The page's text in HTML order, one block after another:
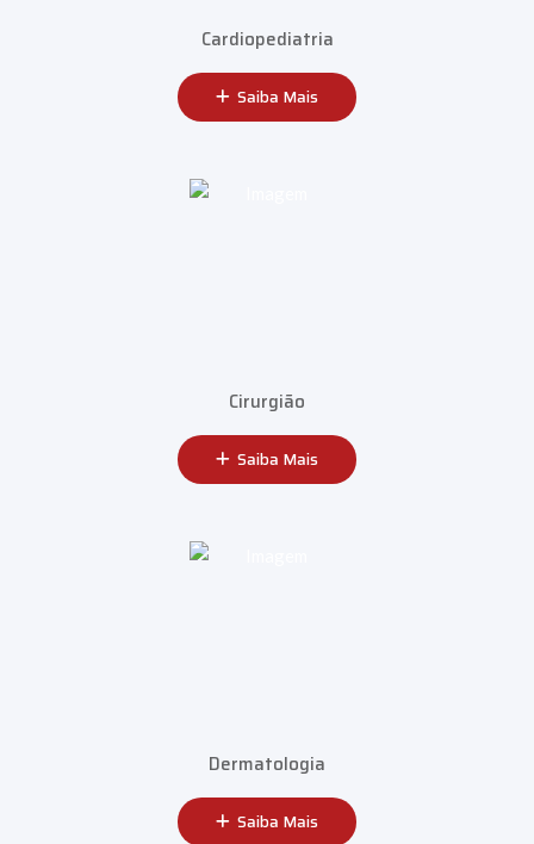
Cardiopediatria
Saiba Mais
Cirurgião
Saiba Mais
Dermatologia
Saiba Mais